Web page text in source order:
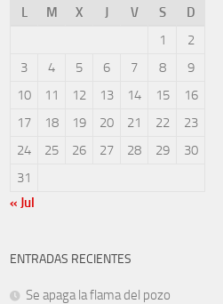
L
M X J V S
D
1
2
3
4 5 6 7 8
9
10
11 12 13 14 15
16
17
18 19 20 21 22
23
24
25 26 27 28 29
30
31
« Jul
ENTRADAS RECIENTES
Se apaga la flama del pozo